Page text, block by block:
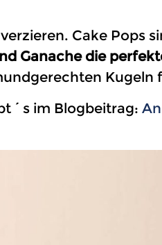
Cake Pops
Ganache die
Kugeln
im Blogbeitrag: